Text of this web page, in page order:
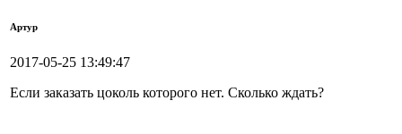
Артур
2017-05-25 13:49:47
Если заказать цоколь которого нет. Сколько ждать?